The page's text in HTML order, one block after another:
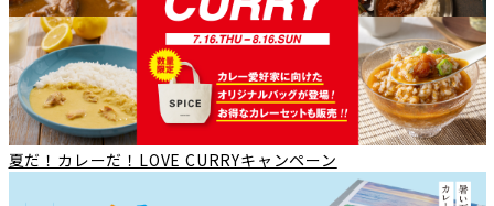
夏だ！カレーだ！LOVE CURRYキャンペーン